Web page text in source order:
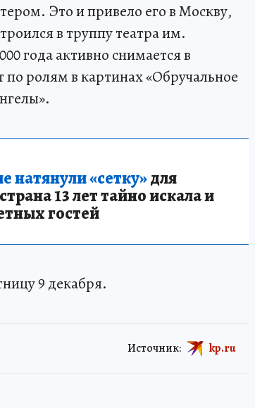
Это и привело его в Москву,
в труппу театра им.
года активно снимается в
ролям в картинах «Обручальное
натянули «сетку»для
13 лет тайно искала и
гостей
9 декабря.
Источник: kp.ru